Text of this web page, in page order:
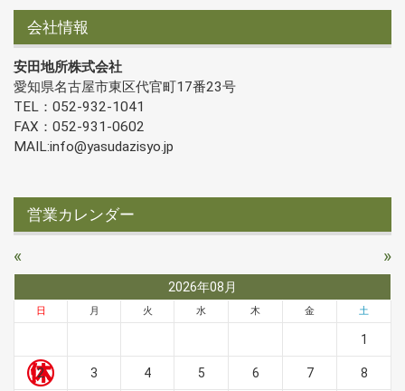
会社情報
安田地所株式会社
愛知県名古屋市東区代官町17番23号
TEL：052-932-1041
FAX：052-931-0602
MAIL:info@yasudazisyo.jp
営業カレンダー
« »
2026年08月
日 月 火 水 木 金 土
1
2 3 4 5 6 7 8